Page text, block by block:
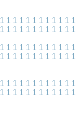
1 1 1 1 1 1 1 1 1 1 1 1
1 1 1 1 1 1 1 1 1 1 1 1
1 1 1 1 1 1 1 1 1 1 1 1
1 1 1 1 1 1 1 1 1 1 1 1
1 1 1 1 1 1 1 1 1 1 1 1
1 1 1 1 1 1 1 1 1 1 1 1